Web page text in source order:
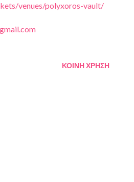
venues/polyxoros-vault/
ΚΟΙΝΉ ΧΡΉΣΗ